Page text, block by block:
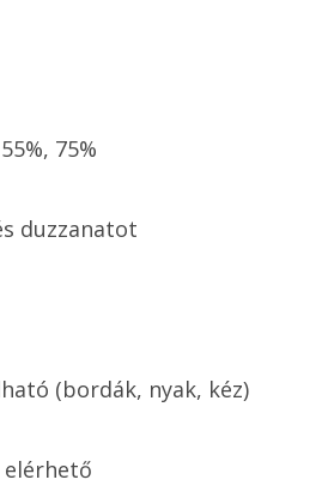
75%
duzzanatot
(bordák, nyak, kéz)
elérhető